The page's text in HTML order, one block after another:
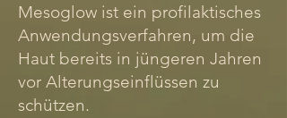
Mesoglow ist ein profilaktisches
Anwendungsverfahren, um die
Haut bereits in jüngeren Jahren
vor Alterungseinflüssen zu
schützen.